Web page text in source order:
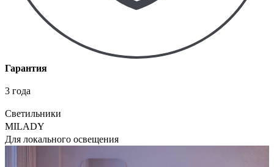
Гарантия
3 года
Светильники
MILADY
Для локального освещения